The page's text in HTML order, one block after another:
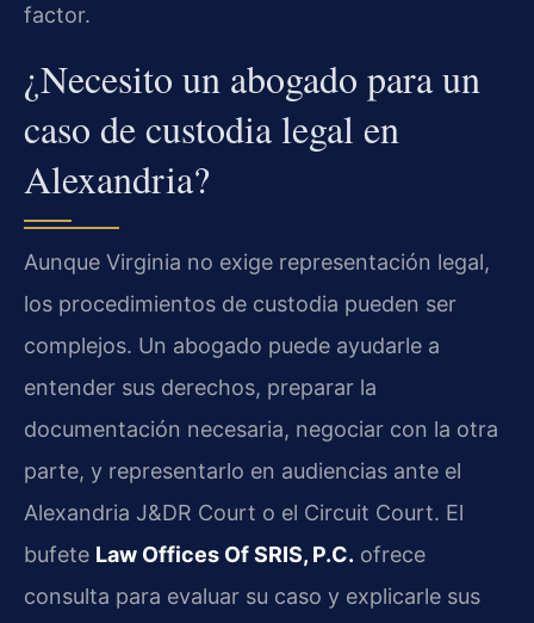
factor.
¿Necesito un abogado para un
caso de custodia legal en
Alexandria?
Aunque Virginia no exige representación legal,
los procedimientos de custodia pueden ser
complejos. Un abogado puede ayudarle a
entender sus derechos, preparar la
documentación necesaria, negociar con la otra
parte, y representarlo en audiencias ante el
Alexandria J&DR Court o el Circuit Court. El
bufete Law Offices Of SRIS, P.C. ofrece
consulta para evaluar su caso y explicarle sus